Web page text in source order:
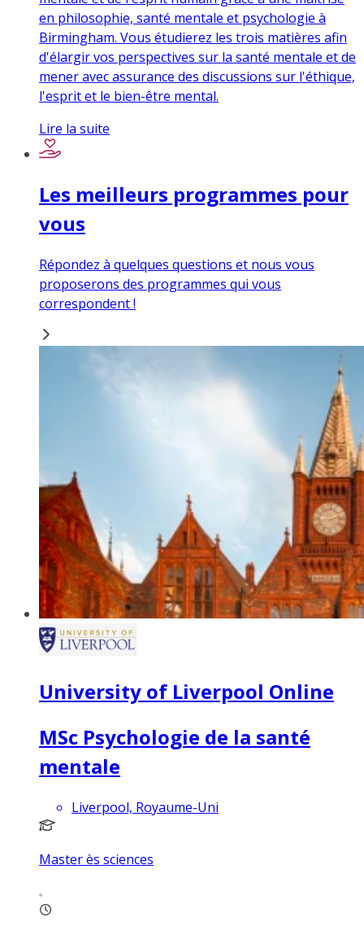
en philosophie, santé mentale et psychologie à
Birmingham. Vous étudierez les trois matières afin
d'élargir vos perspectives sur la santé mentale et de
mener avec assurance des discussions sur l'éthique,
l'esprit et le bien-être mental.
Lire la suite
Les meilleurs programmes pour
vous
Répondez à quelques questions et nous vous
proposerons des programmes qui vous
correspondent !
University of Liverpool Online
MSc Psychologie de la santé
mentale
Liverpool, Royaume-Uni
Master ès sciences